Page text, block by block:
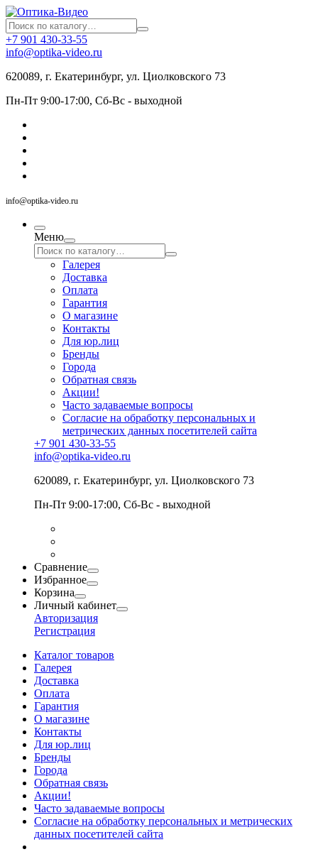
+7 901 430-33-55
info@optika-video.ru
620089, г. Екатеринбург, ул. Циолковского 73
Пн-Пт 9:00-17:00, Сб-Вс - выходной
info@optika-video.ru
Меню
Галерея
Доставка
Оплата
Гарантия
О магазине
Контакты
Для юр.лиц
Бренды
Города
Обратная связь
Акции!
Часто задаваемые вопросы
Согласие на обработку персональных и
метрических данных посетителей сайта
+7 901 430-33-55
info@optika-video.ru
620089, г. Екатеринбург, ул. Циолковского 73
Пн-Пт 9:00-17:00, Сб-Вс - выходной
Сравнение
Избранное
Корзина
Личный кабинет
Авторизация
Регистрация
Каталог товаров
Галерея
Доставка
Оплата
Гарантия
О магазине
Контакты
Для юр.лиц
Бренды
Города
Обратная связь
Акции!
Часто задаваемые вопросы
Согласие на обработку персональных и метрических
данных посетителей сайта